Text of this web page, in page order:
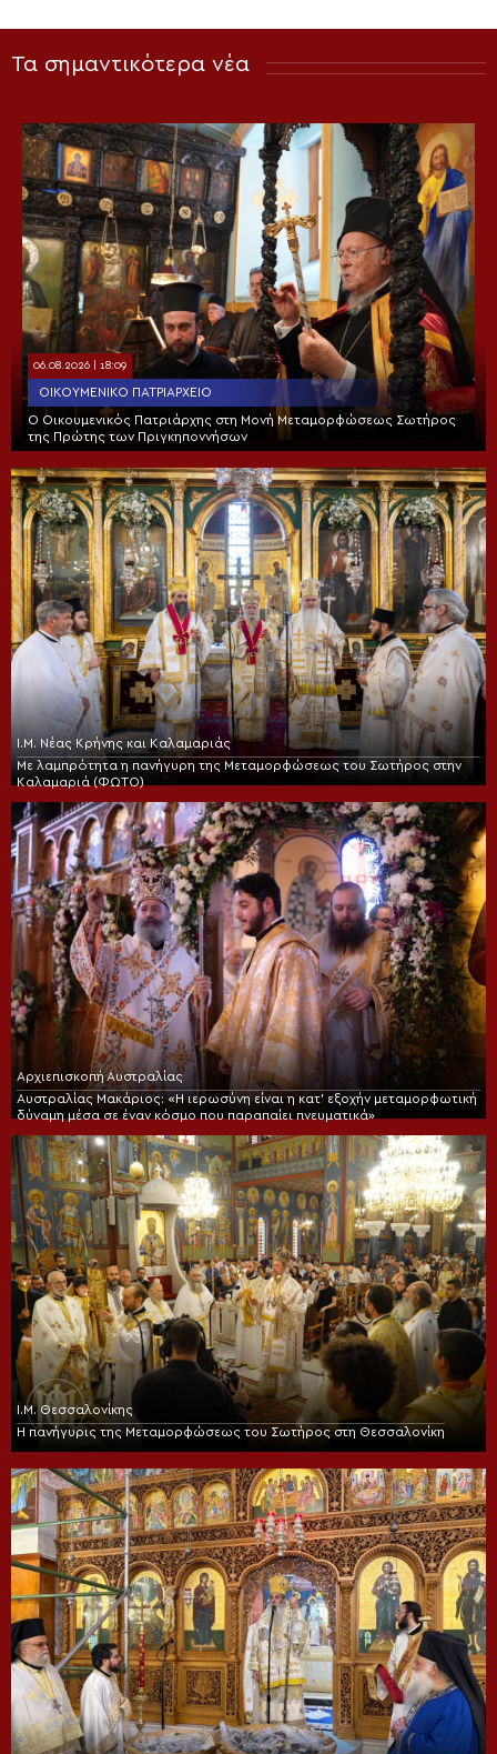
Τα σημαντικότερα νέα
06.08.2026 | 18:09
ΟΙΚΟΥΜΕΝΙΚΌ ΠΑΤΡΙΑΡΧΕΊΟ
Ο Οικουμενικός Πατριάρχης στη Μονή Μεταμορφώσεως Σωτήρος
της Πρώτης των Πριγκηποννήσων
Ι.Μ. Νέας Κρήνης και Καλαμαριάς
Με λαμπρότητα η πανήγυρη της Μεταμορφώσεως του Σωτήρος στην
Καλαμαριά (ΦΩΤΟ)
Αρχιεπισκοπή Αυστραλίας
Αυστραλίας Μακάριος: «Η ιερωσύνη είναι η κατ’ εξοχήν μεταμορφωτική
δύναμη μέσα σε έναν κόσμο που παραπαίει πνευματικά»
Ι.Μ. Θεσσαλονίκης
Η πανήγυρις της Μεταμορφώσεως του Σωτήρος στη Θεσσαλονίκη